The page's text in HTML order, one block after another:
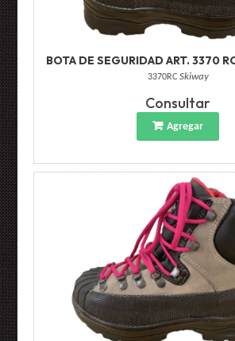
BOTA DE SEGURIDAD ART. 3370
3370RC Skiway
Consultar
Agregar